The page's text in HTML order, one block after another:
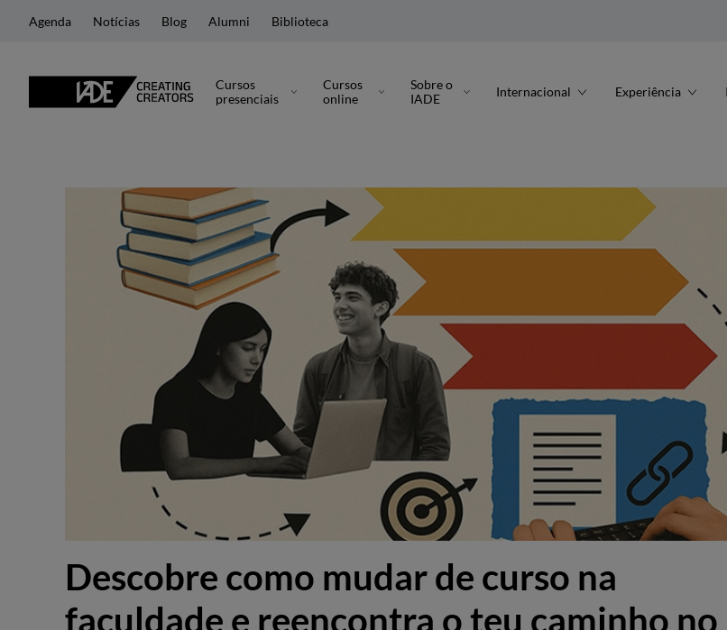
Agenda Notícias Blog Alumni Biblioteca
Cursos
presenciais
Cursos
online
Sobre o
IADE
Internacional Experiência
Descobre como mudar de curso na
faculdade e reencontra o teu caminho no